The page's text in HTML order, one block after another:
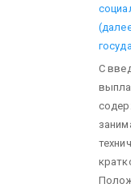
С